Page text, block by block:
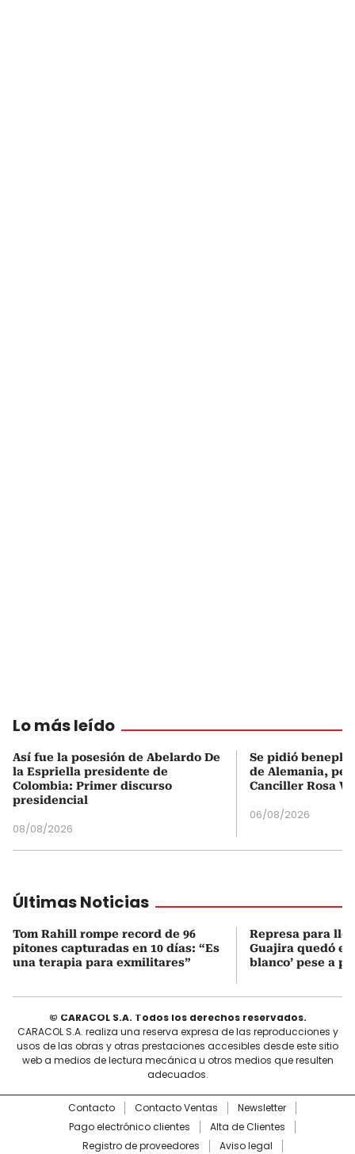
Lo más leído
Así fue la posesión de Abelardo De
la Espriella presidente de
Colombia: Primer discurso
presidencial
08/08/2026
Se pidió
de Alemania,
Canciller Rosa
06/08/2026
Últimas Noticias
Tom Rahill rompe record de 96
pitones capturadas en 10 días: “Es
una terapia para exmilitares”
Represa para
Guajira quedó en
blanco’ pese a
© CARACOL S.A. Todos los derechos reservados.
CARACOL S.A. realiza una reserva expresa de las reproducciones y
usos de las obras y otras prestaciones accesibles desde este sitio
web a medios de lectura mecánica u otros medios que resulten
adecuados.
Contacto Contacto Ventas
Newsletter
Pago electrónico clientes
Alta de Clientes
Registro de proveedores
Aviso legal